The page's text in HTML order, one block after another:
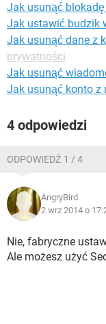
Jak usunąć
Jak ustawić budzik
Jak usunąć dane z
prywatności
Jak usunąć
Jak usunąć konto z
4 odpowiedzi
ODPOWIEDŹ 1 / 4
AngryBird
2 wrz 2014 o
Nie, fabryczne
Ale możesz użyć